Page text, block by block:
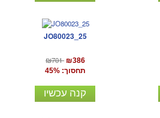
JO80023_25
₪701 ₪386
תחסוך: 45%
קנה עכשיו